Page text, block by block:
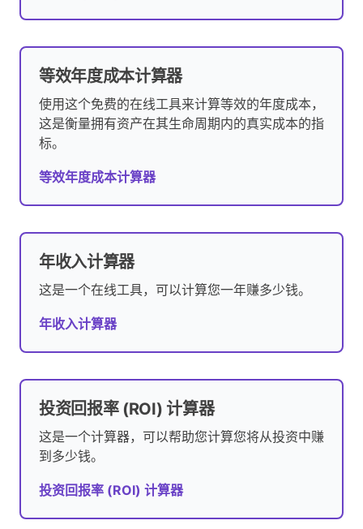
等效年度成本计算器
使用这个免费的在线工具来计算等效的年度成本，
这是衡量拥有资产在其生命周期内的真实成本的指
标。
等效年度成本计算器
年收入计算器
这是一个在线工具，可以计算您一年赚多少钱。
年收入计算器
投资回报率 (ROI) 计算器
这是一个计算器，可以帮助您计算您将从投资中赚
到多少钱。
投资回报率 (ROI) 计算器